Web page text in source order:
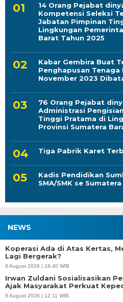
14 Orang Pejabat
Kompetensi Seleksi
Jabatan Pimpinan
Lingkungan
Barat Tahun 2025
Kabar Gembira Buat
Penghapusan Tenaga
November 2023
76 Orang Pejabat
Administrasi
Tinggi Pratama di
Provinsi Sumatera
Tiga Pabrik Karet
Kadis Pendidikan
SMA/SMK se
NEWS
Koperasi Ada di Atas Kertas,
Lagi Bergerak?
8 August 2026 | 18:40 WIB
Irwan Zuldani Sosialisasikan
Ajak Masyarakat Perkuat
8 August 2026 | 12:11 WIB